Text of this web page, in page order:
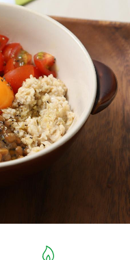
調味酢
ぽん酢
鍋用調味料